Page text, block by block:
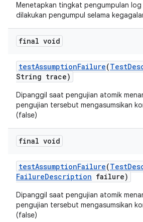
Menetapkan tingkat pengumpulan log
dilakukan pengumpul selama
final void
testAssumptionFailure(Test
String trace)
Dipanggil saat pengujian atomik
pengujian tersebut mengasumsikan
(false)
final void
testAssumptionFailure(Test
FailureDescription failure)
Dipanggil saat pengujian atomik
pengujian tersebut mengasumsikan
(false)